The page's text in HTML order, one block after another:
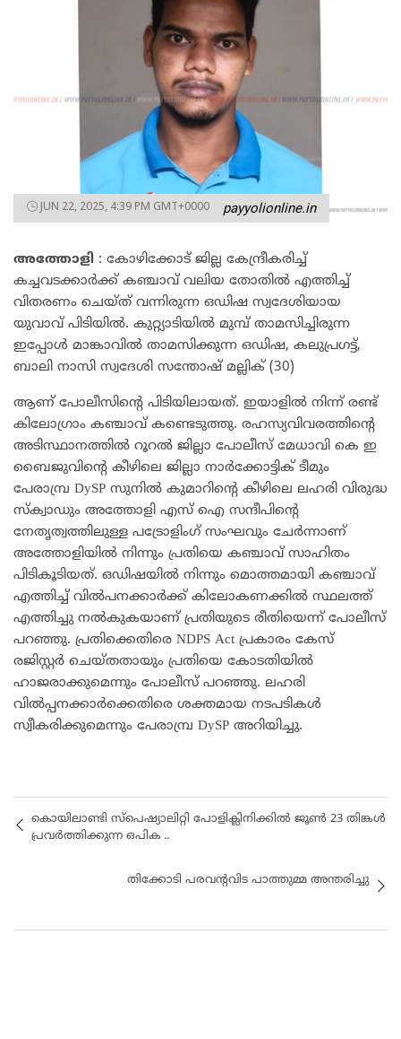
JUN 22, 2025, 4:39 PM GMT+0000 payyolionline.in
അത്തോളി : കോഴിക്കോട് ജില്ല കേന്ദ്രീകരിച്ച്
കച്ചവടക്കാർക്ക് കഞ്ചാവ് വലിയ തോതിൽ എത്തിച്ച്
വിതരണം ചെയ്ത് വന്നിരുന്ന ഒഡിഷ സ്വദേശിയായ
യുവാവ് പിടിയിൽ. കുറ്റ്യാടിയിൽ മുമ്പ് താമസിച്ചിരുന്ന
ഇപ്പോൾ മാങ്കാവിൽ താമസിക്കുന്ന ഒഡിഷ, കലുപ്രഗട്ട്,
ബാലി നാസി സ്വദേശി സന്തോഷ് മല്ലിക് (30)
ആണ് പോലീസിൻ്റെ പിടിയിലായത്. ഇയാളിൽ നിന്ന് രണ്ട്
കിലോഗ്രാം കഞ്ചാവ് കണ്ടെടുത്തു. രഹസ്യവിവരത്തിൻ്റെ
അടിസ്ഥാനത്തിൽ റൂറൽ ജില്ലാ പോലീസ് മേധാവി കെ ഇ
ബൈജുവിൻ്റെ കീഴിലെ ജില്ലാ നാർക്കോട്ടിക് ടീമും
പേരാമ്പ്ര DySP സുനിൽ കുമാറിൻ്റെ കീഴിലെ ലഹരി വിരുദ്ധ
സ്ക്വാഡും അത്തോളി എസ് ഐ സന്ദീപിൻ്റെ
നേതൃത്വത്തിലുള്ള പട്രോളിംഗ് സംഘവും ചേർന്നാണ്
അത്തോളിയിൽ നിന്നും പ്രതിയെ കഞ്ചാവ് സാഹിതം
പിടികൂടിയത്. ഒഡിഷയിൽ നിന്നും മൊത്തമായി കഞ്ചാവ്
എത്തിച്ച് വിൽപനക്കാർക്ക് കിലോകണക്കിൽ സ്ഥലത്ത്
എത്തിച്ചു നൽകുകയാണ് പ്രതിയുടെ രീതിയെന്ന് പോലീസ്
പറഞ്ഞു. പ്രതിക്കെതിരെ NDPS Act പ്രകാരം കേസ്
രജിസ്റ്റർ ചെയ്തതായും പ്രതിയെ കോടതിയിൽ
ഹാജരാക്കുമെന്നും പോലീസ് പറഞ്ഞു. ലഹരി
വിൽപ്പനക്കാർക്കെതിരെ ശക്തമായ നടപടികൾ
സ്വീകരിക്കുമെന്നും പേരാമ്പ്ര DySP അറിയിച്ചു.
കൊയിലാണ്ടി സ്പെഷ്യാലിറ്റി പോളിക്ലിനിക്കിൽ ജൂൺ 23 തിങ്കൾ
പ്രവർത്തിക്കുന്ന ഒപിക ..
തിക്കോടി പരവന്റവിട പാത്തുമ്മ അന്തരിച്ചു